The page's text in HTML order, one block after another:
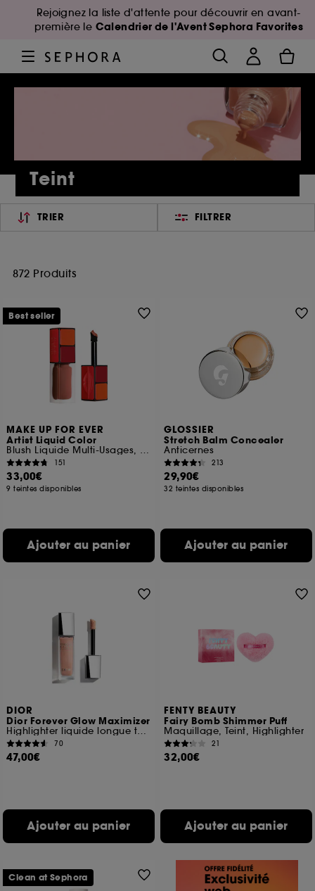
Rejoignez la liste d'attente pour découvrir en avant-
première le Calendrier de l'Avent Sephora Favorites
Teint
TRIER FILTRER
872 Produits
MAKE UP FOR EVER
Artist Liquid Color
Blush Liquide Multi-Usages, Joues, Lèvres et Yeux
151
33,00€
9 teintes disponibles
Ajouter au panier
Best seller
GLOSSIER
Stretch Balm Concealer
Anticernes
213
29,90€
32 teintes disponibles
Ajouter au panier
DIOR
Dior Forever Glow Maximizer
Highlighter liquide longue tenue
70
47,00€
Ajouter au panier
FENTY BEAUTY
Fairy Bomb Shimmer Puff
Maquillage, Teint, Highlighter
21
32,00€
Ajouter au panier
Clean at Sephora